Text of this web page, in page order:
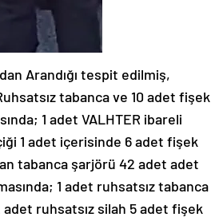
Arandığı tespit edilmiş,
tabanca ve 10 adet fişek
1 adet VALHTER ibareli
1 adet içerisinde 6 adet fişek
tabanca şarjörü 42 adet adet
1 adet ruhsatsız tabanca
adet ruhsatsız silah 5 adet fişek